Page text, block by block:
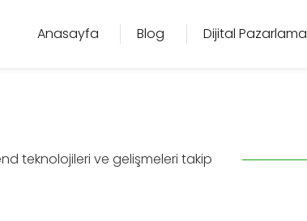
Anasayfa Blog Dijital Pazarlama
teknolojileri ve gelişmeleri takip